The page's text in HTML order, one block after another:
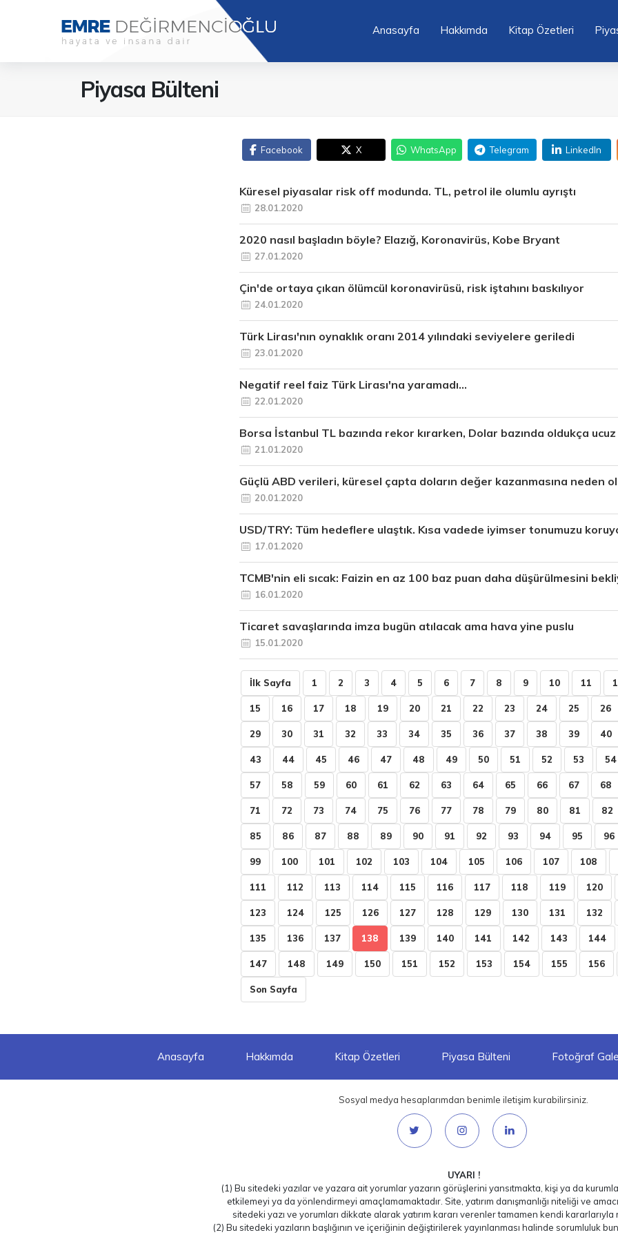
Anasayfa Hakkımda Kitap Özetleri
Piyasa Bülteni
Facebook X WhatsApp Telegram LinkedIn
Küresel piyasalar risk off modunda. TL, petrol ile olumlu ayrıştı
28.01.2020
2020 nasıl başladın böyle? Elazığ, Koronavirüs, Kobe Bryant
27.01.2020
Çin'de ortaya çıkan ölümcül koronavirüsü, risk iştahını baskılıyor
24.01.2020
Türk Lirası'nın oynaklık oranı 2014 yılındaki seviyelere geriledi
23.01.2020
Negatif reel faiz Türk Lirası'na yaramadı...
22.01.2020
Borsa İstanbul TL bazında rekor kırarken, Dolar bazında oldukça ucuz
21.01.2020
Güçlü ABD verileri, küresel çapta doların değer kazanmasına neden
20.01.2020
USD/TRY: Tüm hedeflere ulaştık. Kısa vadede iyimser tonumuzu
17.01.2020
TCMB'nin eli sıcak: Faizin en az 100 baz puan daha düşürülmesini
16.01.2020
Ticaret savaşlarında imza bugün atılacak ama hava yine puslu
15.01.2020
İlk Sayfa 1 2 3 4 5 6 7 8 9 10 11
15 16 17 18 19 20 21 22 23 24 25 26
29 30 31 32 33 34 35 36 37 38 39 40
43 44 45 46 47 48 49 50 51 52 53 54
57 58 59 60 61 62 63 64 65 66 67 68
71 72 73 74 75 76 77 78 79 80 81 82
85 86 87 88 89 90 91 92 93 94 95 96
99 100 101 102 103 104 105 106 107 108
111 112 113 114 115 116 117 118 119 120
123 124 125 126 127 128 129 130 131 132
135 136 137 138 139 140 141 142 143 144
147 148 149 150 151 152 153 154 155 156
Son Sayfa
Anasayfa Hakkımda Kitap Özetleri Piyasa Bülteni Fotoğraf
Sosyal medya hesaplarımdan benimle iletişim kurabilirsiniz.
UYARI !
(1) Bu sitedeki yazılar ve yazara ait yorumlar yazarın görüşlerini yansıtmakta, kişi ya da
etkilemeyi ya da yönlendirmeyi amaçlamamaktadır. Site, yatırım danışmanlığı niteliği ve
sitedeki yazı ve yorumları dikkate alarak yatırım kararı verenler tamamen kendi kararlarıyla
(2) Bu sitedeki yazıların başlığının ve içeriğinin değiştirilerek yayınlanması halinde sorumluluk